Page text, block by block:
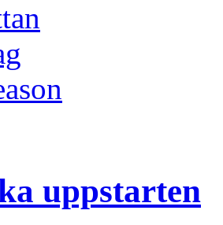
uppstarten